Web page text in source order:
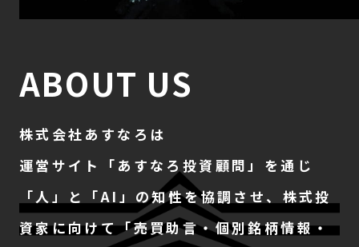
ABOUT US
株式会社あすなろは
運営サイト「あすなろ投資顧問」を通じ
「人」と「AI」の知性を協調させ、株式投
資家に向けて「売買助言・個別銘柄情報・